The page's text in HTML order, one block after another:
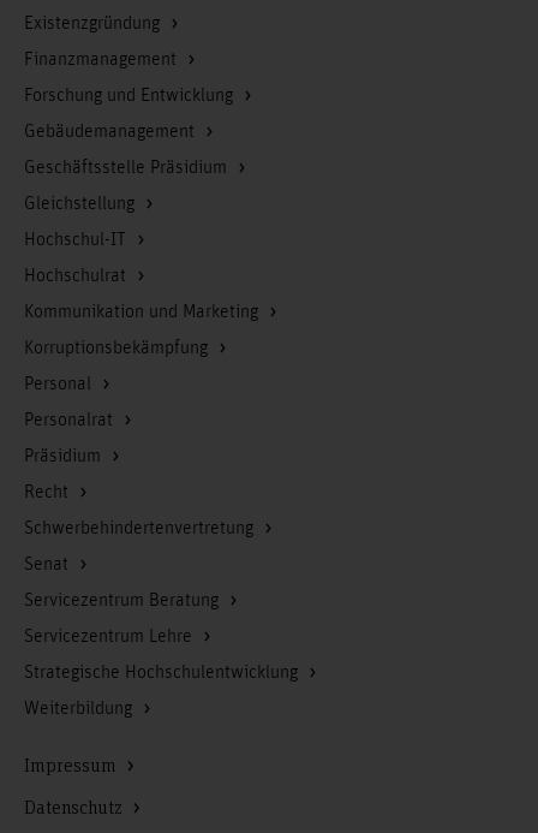
Existenzgründung
Finanzmanagement
Forschung und Entwicklung
Gebäudemanagement
Geschäftsstelle Präsidium
Gleichstellung
Hochschul-IT
Hochschulrat
Kommunikation und Marketing
Korruptionsbekämpfung
Personal
Personalrat
Präsidium
Recht
Schwerbehindertenvertretung
Senat
Servicezentrum Beratung
Servicezentrum Lehre
Strategische Hochschulentwicklung
Weiterbildung
Impressum
Datenschutz